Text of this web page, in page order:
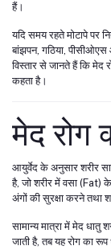
हैं।
यदि समय रहते मोटापे पर
बांझपन, गठिया,
विस्तार से जानते हैं कि मेद
कहता है।
मेद रोग
आयुर्वेद के अनुसार शरीर
है, जो शरीर में वसा (Fat)
अंगों की सुरक्षा करने तथा
सामान्य मात्रा में मेद
जाती है, तब यह रोग का